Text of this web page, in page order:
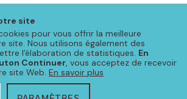
site
pour vous offrir la meilleure
site. Nous utilisons également des
l'élaboration de statistiques. En
Continuer, vous acceptez de recevoir
site Web. En savoir plus